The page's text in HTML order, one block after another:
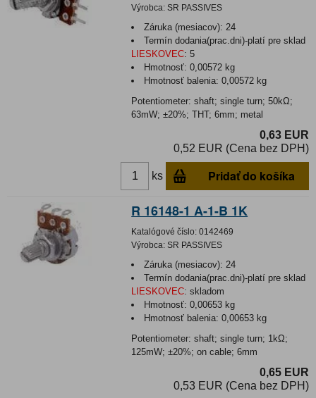
Výrobca: SR PASSIVES
Záruka (mesiacov): 24
Termín dodania(prac.dni)-platí pre sklad
LIESKOVEC: 5
Hmotnosť:0,00572 kg
Hmotnosť balenia:0,00572 kg
Potentiometer: shaft; single turn; 50kΩ;
63mW; ±20%; THT; 6mm; metal
0,63 EUR
0,52 EUR (Cena bez DPH)
ks Pridať do košíka
R 16148-1 A-1-B 1K
Katalógové číslo: 0142469
Výrobca: SR PASSIVES
Záruka (mesiacov): 24
Termín dodania(prac.dni)-platí pre sklad
LIESKOVEC: skladom
Hmotnosť:0,00653 kg
Hmotnosť balenia:0,00653 kg
Potentiometer: shaft; single turn; 1kΩ;
125mW; ±20%; on cable; 6mm
0,65 EUR
0,53 EUR (Cena bez DPH)